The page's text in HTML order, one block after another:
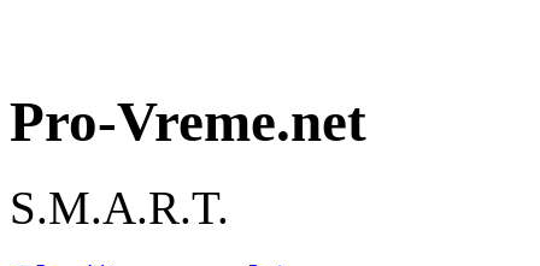
Pro-Vreme.net
S.M.A.R.T.